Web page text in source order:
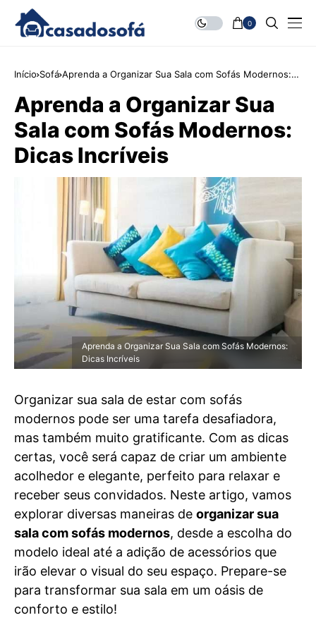
0
Início Sofá Aprenda a Organizar Sua Sala com Sofás Modernos:
Aprenda a Organizar Sua
Sala com Sofás Modernos:
Dicas Incríveis
Aprenda a Organizar Sua Sala com Sofás Modernos:
Dicas Incríveis
Organizar sua sala de estar com sofás
modernos pode ser uma tarefa desafiadora,
mas também muito gratificante. Com as dicas
certas, você será capaz de criar um ambiente
acolhedor e elegante, perfeito para relaxar e
receber seus convidados. Neste artigo, vamos
explorar diversas maneiras de organizar sua
sala com sofás modernos, desde a escolha do
modelo ideal até a adição de acessórios que
irão elevar o visual do seu espaço. Prepare-se
para transformar sua sala em um oásis de
conforto e estilo!